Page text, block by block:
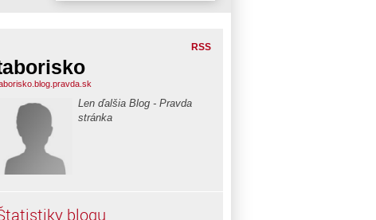
RSS
Len ďalšia Blog - Pravda
stránka
blogu